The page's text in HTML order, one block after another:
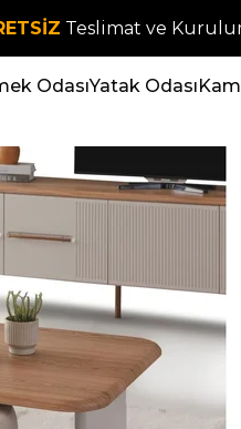
Teslimat ve
OdasıYatak Odası